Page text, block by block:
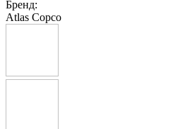
Бренд:
Atlas Copco